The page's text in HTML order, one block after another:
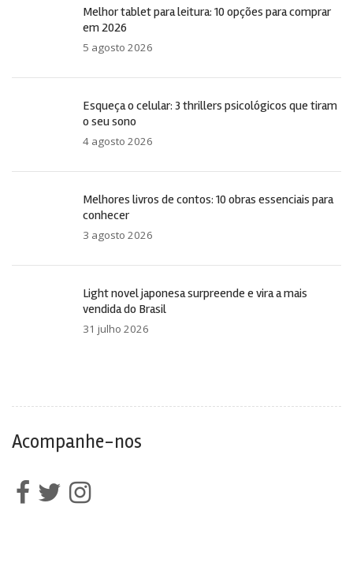
Melhor tablet para leitura: 10 opções para comprar
em 2026
5 agosto 2026
Esqueça o celular: 3 thrillers psicológicos que tiram
o seu sono
4 agosto 2026
Melhores livros de contos: 10 obras essenciais para
conhecer
3 agosto 2026
Light novel japonesa surpreende e vira a mais
vendida do Brasil
31 julho 2026
Acompanhe-nos